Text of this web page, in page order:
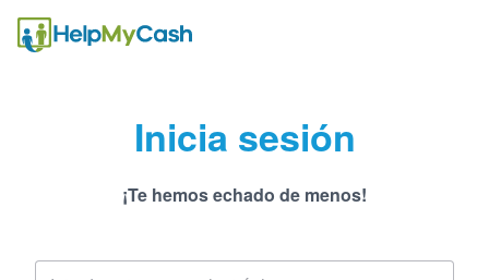
Inicia sesión
¡Te hemos echado de menos!